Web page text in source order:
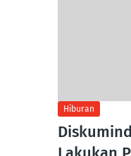
Hiburan